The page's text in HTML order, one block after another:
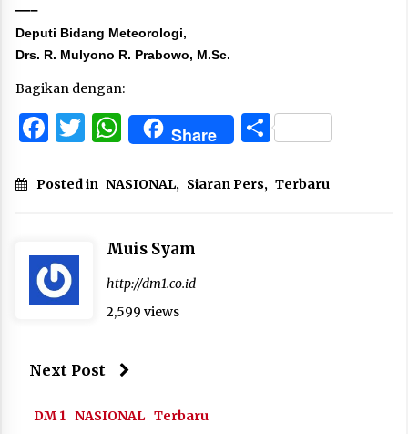
—–
Deputi Bidang Meteorologi,
Drs. R. Mulyono R. Prabowo, M.Sc.
Bagikan dengan:
Facebook
Twitter
WhatsApp
Share Share
Posted in NASIONAL, Siaran Pers, Terbaru
Muis Syam
http://dm1.co.id
2,599 views
Next Post
DM 1 NASIONAL Terbaru